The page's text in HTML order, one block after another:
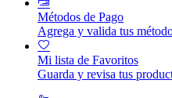
Métodos de Pago
Agrega y valida tus
Mi lista de Favoritos
Guarda y revisa tus